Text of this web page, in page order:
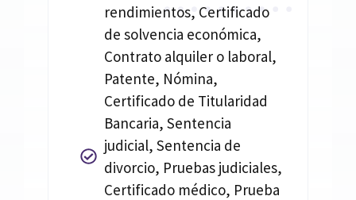
rendimientos, Certificado
de solvencia económica,
Contrato alquiler o laboral,
Patente, Nómina,
Certificado de Titularidad
Bancaria, Sentencia
judicial, Sentencia de
divorcio, Pruebas judiciales,
Certificado médico, Prueba